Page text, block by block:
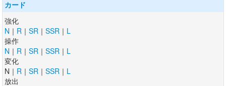
カード
強化
N ｜ R ｜ SR ｜ SSR ｜ L
操作
N ｜ R ｜ SR ｜ SSR ｜ L
変化
N｜ R ｜ SR ｜ SSR ｜ L
放出